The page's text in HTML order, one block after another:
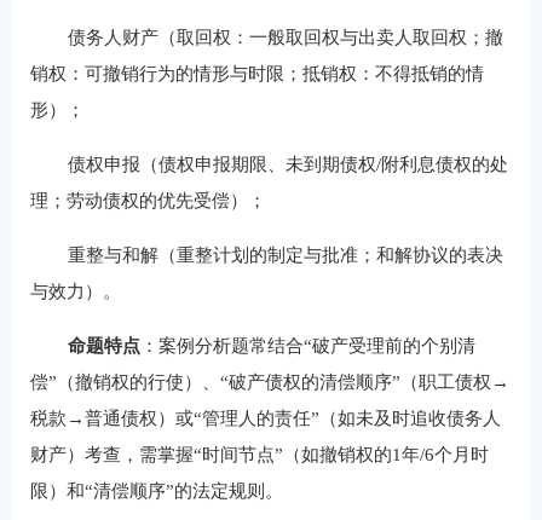
债务人财产（取回权：一般取回权与出卖人取回权；撤
销权：可撤销行为的情形与时限；抵销权：不得抵销的情
形）；
债权申报（债权申报期限、未到期债权/附利息债权的处
理；劳动债权的优先受偿）；
重整与和解（重整计划的制定与批准；和解协议的表决
与效力）。
命题特点：案例分析题常结合“破产受理前的个别清
偿”（撤销权的行使）、“破产债权的清偿顺序”（职工债权→
税款→普通债权）或“管理人的责任”（如未及时追收债务人
财产）考查，需掌握“时间节点”（如撤销权的1年/6个月时
限）和“清偿顺序”的法定规则。